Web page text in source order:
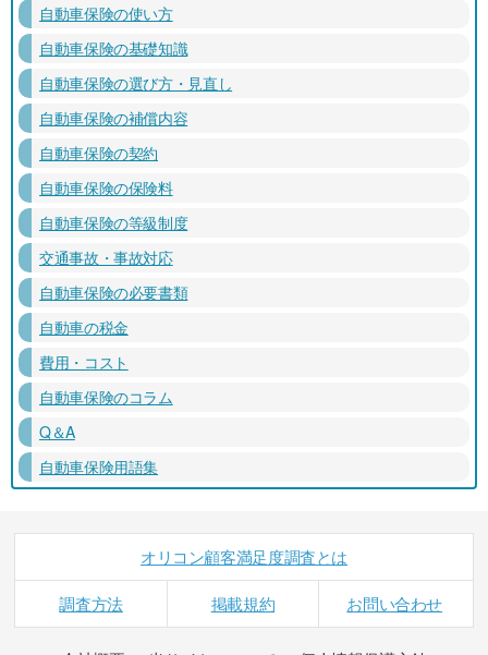
自動車保険の使い方
自動車保険の基礎知識
自動車保険の選び方・見直し
自動車保険の補償内容
自動車保険の契約
自動車保険の保険料
自動車保険の等級制度
交通事故・事故対応
自動車保険の必要書類
自動車の税金
費用・コスト
自動車保険のコラム
Q＆A
自動車保険用語集
オリコン顧客満足度調査とは
調査方法 掲載規約 お問い合わせ